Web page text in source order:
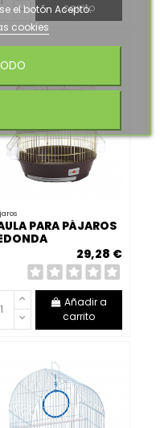
carrito
PARA PÁJAROS
29,28 €
Añadir a
carrito
el botón Acepto.
cookies